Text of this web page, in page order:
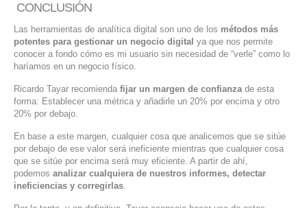
CONCLUSIÓN
Las herramientas de analítica digital son uno de los métodos más
potentes para gestionar un negocio digital ya que nos permite
conocer a fondo cómo es mi usuario sin necesidad de “verle” como lo
haríamos en un negocio físico.
Ricardo Tayar recomienda fijar un margen de confianzade esta
forma: Establecer una métrica y añadirle un 20% por encima y otro
20% por debajo.
En base a este margen, cualquier cosa que analicemos que se sitúe
por debajo de ese valor será ineficiente mientras que cualquier cosa
que se sitúe por encima será muy eficiente. A partir de ahí,
podemos analizar cualquiera de nuestros informes, detectar
ineficiencias y corregirlas.